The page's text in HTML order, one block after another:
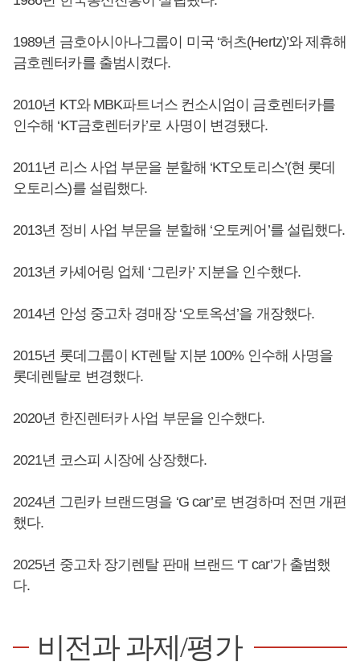
1989년 금호아시아나그룹이 미국 ‘허츠(Hertz)’와 제휴해
금호렌터카를 출범시켰다.
2010년 KT와 MBK파트너스 컨소시엄이 금호렌터카를
인수해 ‘KT금호렌터카’로 사명이 변경됐다.
2011년 리스 사업 부문을 분할해 ‘KT오토리스’(현 롯데
오토리스)를 설립했다.
2013년 정비 사업 부문을 분할해 ‘오토케어’를 설립했다.
2013년 카셰어링 업체 ‘그린카’ 지분을 인수했다.
2014년 안성 중고차 경매장 ‘오토옥션’을 개장했다.
2015년 롯데그룹이 KT렌탈 지분 100% 인수해 사명을
롯데렌탈로 변경했다.
2020년 한진렌터카 사업 부문을 인수했다.
2021년 코스피 시장에 상장했다.
2024년 그린카 브랜드명을 ‘G car’로 변경하며 전면 개편
했다.
2025년 중고차 장기렌탈 판매 브랜드 ‘T car’가 출범했
다.
비전과 과제/평가